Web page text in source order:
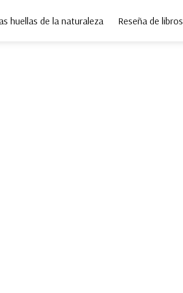
huellas de la naturaleza Reseña de libros